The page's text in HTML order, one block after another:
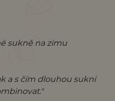
sukně na zimu
a s čím dlouhou sukni